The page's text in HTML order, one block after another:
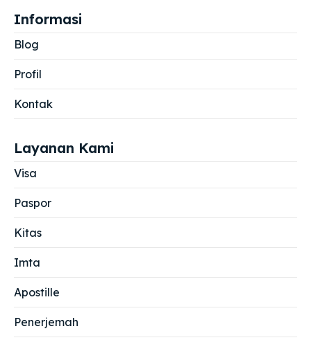
Informasi
Blog
Profil
Kontak
Layanan Kami
Visa
Paspor
Kitas
Imta
Apostille
Penerjemah